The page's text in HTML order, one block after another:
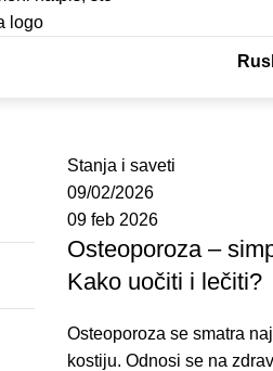
Stanja i saveti
09/02/2026
09 feb 2026
Osteoporoza –
Kako uočiti i lečiti?
Osteoporoza se smatra
kostiju. Odnosi se na